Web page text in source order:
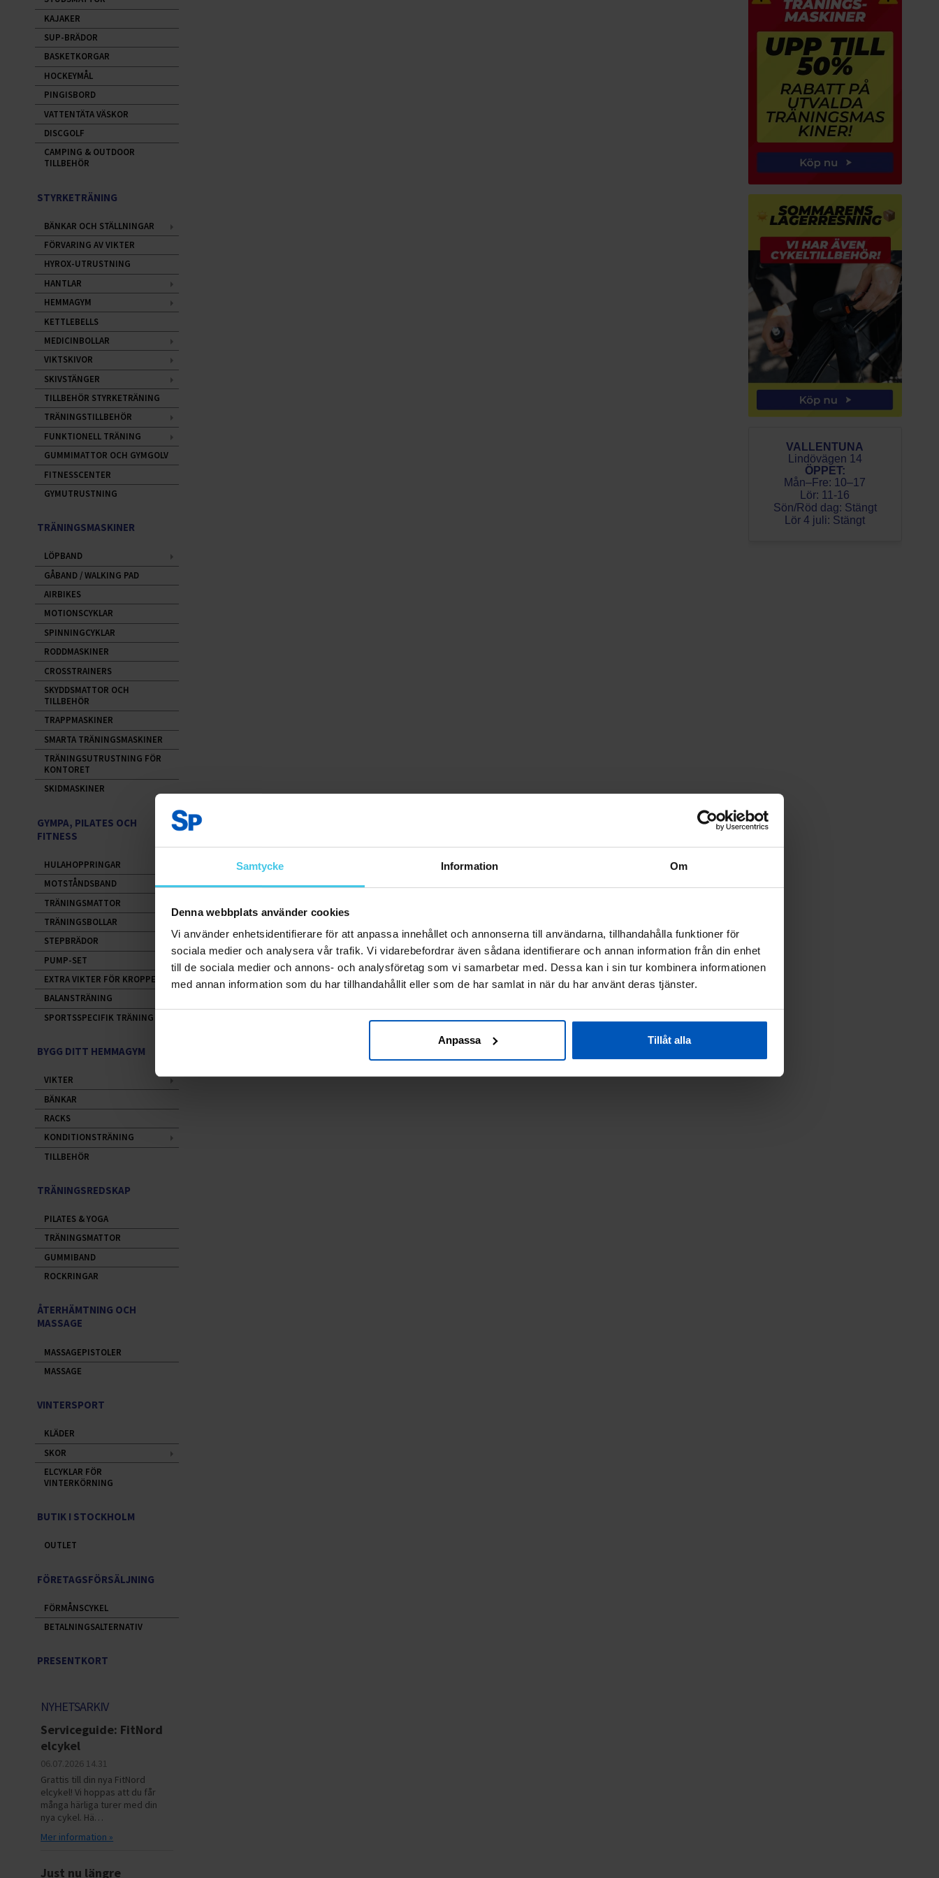
Samtycke Information Om
Denna webbplats använder cookies
Vi använder enhetsidentifierare för att anpassa innehållet och annonserna till användarna, tillhandahålla funktioner för
sociala medier och analysera vår trafik. Vi vidarebefordrar även sådana identifierare och annan information från din enhet
till de sociala medier och annons- och analysföretag som vi samarbetar med. Dessa kan i sin tur kombinera informationen
med annan information som du har tillhandahållit eller som de har samlat in när du har använt deras tjänster.
Anpassa Tillåt alla
VALLENTUNA
Lindövägen 14
ÖPPET:
Mån–Fre: 10–17
Lör: 11-16
Sön/Röd dag: Stängt
Lör 4 juli: Stängt
KAJAKER
SUP-BRÄDOR
BASKETKORGAR
HOCKEYMÅL
PINGISBORD
VATTENTÄTA VÄSKOR
DISCGOLF
CAMPING & OUTDOOR
TILLBEHÖR
STYRKETRÄNING
BÄNKAR OCH STÄLLNINGAR
FÖRVARING AV VIKTER
HYROX-UTRUSTNING
HANTLAR
HEMMAGYM
KETTLEBELLS
MEDICINBOLLAR
VIKTSKIVOR
SKIVSTÄNGER
TILLBEHÖR STYRKETRÄNING
TRÄNINGSTILLBEHÖR
FUNKTIONELL TRÄNING
GUMMIMATTOR OCH GYMGOLV
FITNESSCENTER
GYMUTRUSTNING
TRÄNINGSMASKINER
LÖPBAND
GÅBAND / WALKING PAD
AIRBIKES
MOTIONSCYKLAR
SPINNINGCYKLAR
RODDMASKINER
CROSSTRAINERS
SKYDDSMATTOR OCH
TILLBEHÖR
TRAPPMASKINER
SMARTA TRÄNINGSMASKINER
TRÄNINGSUTRUSTNING FÖR
KONTORET
SKIDMASKINER
GYMPA, PILATES OCH
FITNESS
HULAHOPPRINGAR
MOTSTÅNDSBAND
TRÄNINGSMATTOR
TRÄNINGSBOLLAR
STEPBRÄDOR
PUMP-SET
EXTRA VIKTER FÖR KROPPEN
BALANSTRÄNING
SPORTSSPECIFIK TRÄNING
BYGG DITT HEMMAGYM
VIKTER
BÄNKAR
RACKS
KONDITIONSTRÄNING
TILLBEHÖR
TRÄNINGSREDSKAP
PILATES & YOGA
TRÄNINGSMATTOR
GUMMIBAND
ROCKRINGAR
ÅTERHÄMTNING OCH
MASSAGE
MASSAGEPISTOLER
MASSAGE
VINTERSPORT
KLÄDER
SKOR
ELCYKLAR FÖR
VINTERKÖRNING
BUTIK I STOCKHOLM
OUTLET
FÖRETAGSFÖRSÄLJNING
FÖRMÅNSCYKEL
BETALNINGSALTERNATIV
PRESENTKORT
NYHETSARKIV
Serviceguide: FitNord
elcykel
06.07.2026 14.31
Grattis till din nya FitNord
elcykel! Vi hoppas att du får
många härliga turer med din
nya cykel. Hä…
Mer information »
Just nu längre